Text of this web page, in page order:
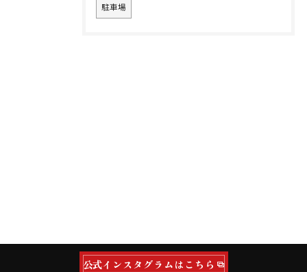
駐車場
公式インスタグラムはこちら